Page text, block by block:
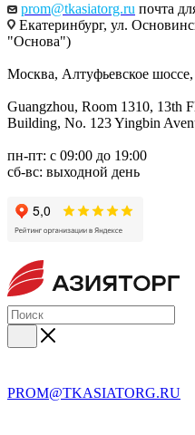
prom@tkasiatorg.ru почта
Екатеринбург, ул.
"Основа")
Москва, Алтуфьевское
Guangzhou, Room 1310, 13th
Building, No. 123 Yingbin
пн-пт: с 09:00 до 19:00
сб-вс: выходной день
PROM@TKASIATORG.RU